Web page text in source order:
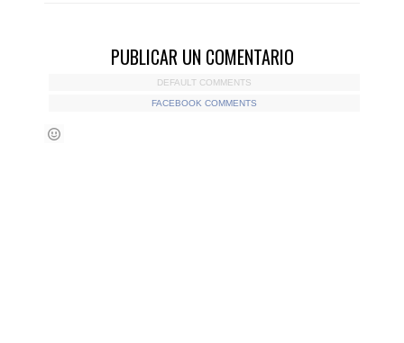
PUBLICAR UN COMENTARIO
DEFAULT COMMENTS
FACEBOOK COMMENTS